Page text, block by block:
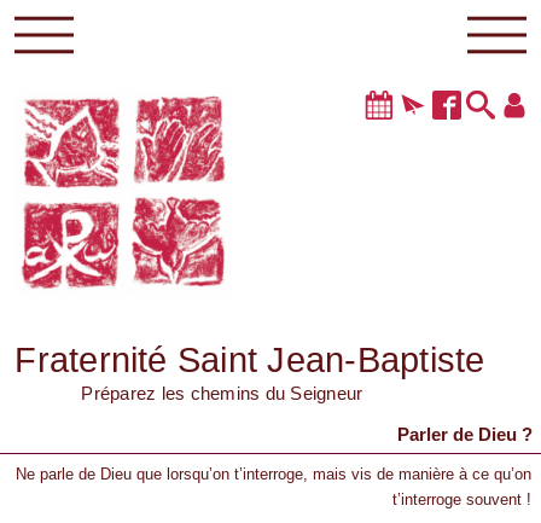
Fraternité Saint Jean-Baptiste
Préparez les chemins du Seigneur
Parler de Dieu ?
Ne parle de Dieu que lorsqu’on t’interroge, mais vis de manière à ce qu’on
t’interroge souvent !